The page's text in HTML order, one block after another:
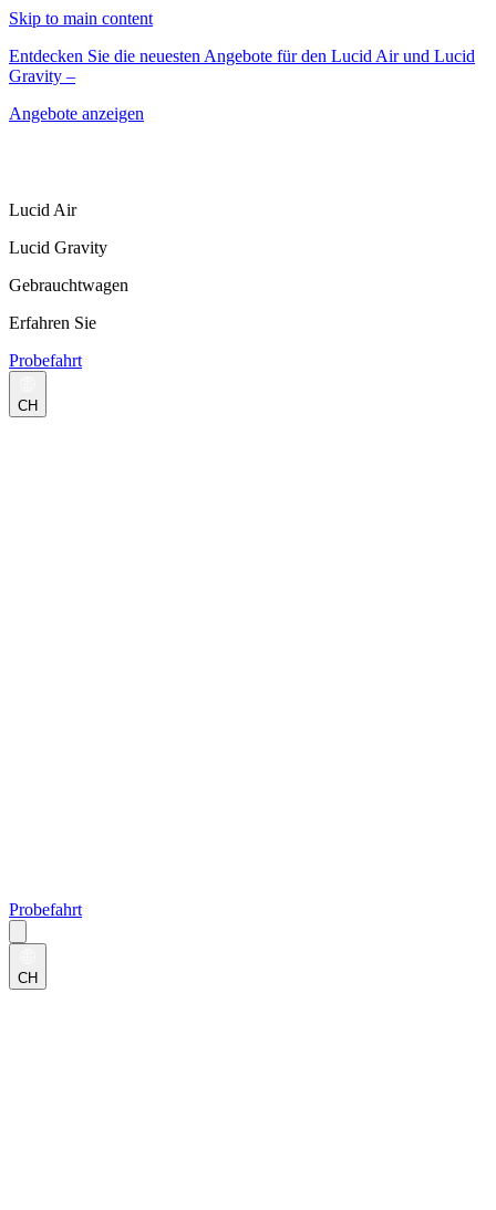
Skip to main content
Entdecken Sie die neuesten Angebote für den Lucid Air und Lucid
Gravity –
Angebote anzeigen
Lucid Air
Lucid Gravity
Gebrauchtwagen
Erfahren Sie
Probefahrt
CH
Probefahrt
CH